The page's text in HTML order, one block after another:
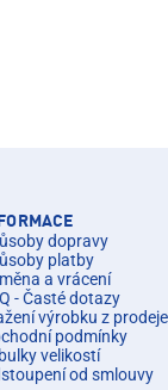
dopravy
platby
a vrácení
- Časté dotazy
výrobku z prodeje
podmínky
velikostí
od smlouvy